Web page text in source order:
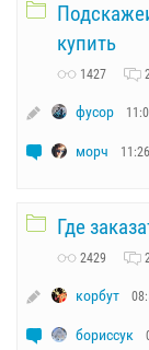
купить
1427
фусор
морч
Где
2429
корбут
бориссук